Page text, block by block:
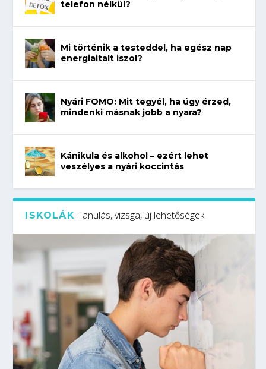
telefon nélkül?
Mi történik a testeddel, ha egész nap
energiaitalt iszol?
Nyári FOMO: Mit tegyél, ha úgy érzed,
mindenki másnak jobb a nyara?
Kánikula és alkohol – ezért lehet
veszélyes a nyári koccintás
ISKOLÁK Tanulás, vizsga, új lehetőségek